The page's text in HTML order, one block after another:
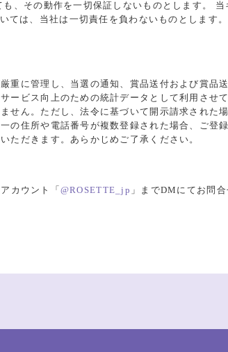
、その動作を一切保証しないものとします。 当
ては、当社は一切責任を負わないものとします。
重に管理し、当選の通知、賞品送付および賞品
ービス向上のための統計データとして利用させ
せん。ただし、法令に基づいて開示請求された
の住所や電話番号が複数登録された場合、ご登
ただきます。あらかじめご了承ください。
カウント「 @ROSETTE_jp 」までDMにてお問合